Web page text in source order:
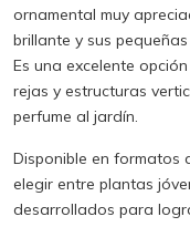
ornamental muy
brillante y sus
Es una excelente
rejas y estructuras
perfume al jardín.
Disponible en formatos
elegir entre plantas
desarrollados para